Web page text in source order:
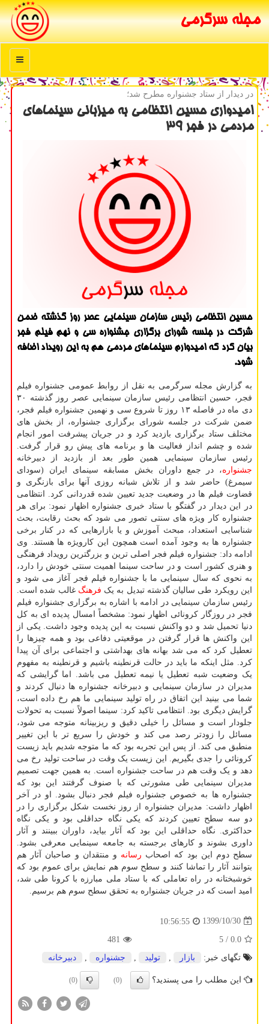
مجله سرگرمی
منو
در دیدار از ستاد جشنواره مطرح شد؛
امیدواری حسین انتظامی به میزبانی سینماهای
مردمی در فجر ۳۹
حسین انتظامی رئیس سازمان سینمایی عصر روز گذشته ضمن
شرکت در جلسه شورای برگزاری جشنواره سی و نهم فیلم فجر
بیان کرد که امیدوارم سینماهای مردمی هم به این رویداد اضافه
شود.
به گزارش مجله سرگرمی به نقل از روابط عمومی جشنواره فیلم
فجر، حسین انتظامی رئیس سازمان سینمایی عصر روز گذشته ۳۰
دی ماه در فاصله ۱۳ روز تا شروع سی و نهمین جشنواره فیلم فجر،
ضمن شرکت در جلسه شورای برگزاری جشنواره، از بخش های
مختلف ستاد برگزاری بازدید کرد و در جریان پیشرفت امور انجام
شده و چشم انداز فعالیت ها و برنامه های پیش رو قرار گرفت.
رئیس سازمان سینمایی همین طور بعد از بازدید از دبیرخانه
جشنواره، در جمع داوران بخش مسابقه سینمای ایران (سودای
سیمرغ) حاضر شد و از تلاش شبانه روزی آنها برای بازنگری و
قضاوت فیلم ها در وضعیت جدید تعیین شده قدردانی کرد. انتظامی
در این دیدار در گفتگو با ستاد خبری جشنواره اظهار نمود: برای هر
جشنواره کار ویژه های سنتی تصور می شود که بحث رقابت، بحث
شناسایی استعداد، مبحث آموزش و یا بازارهایی که در کنار برخی
جشنواره ها به وجود آمده است همچون این کارویژه ها هستند. وی
ادامه داد: جشنواره فیلم فجر اصلی ترین و بزرگترین رویداد فرهنگی
و هنری کشور است و در ساحت سینما اهمیت سنتی خودش را دارد،
به نحوی که سال سینمایی ما با جشنواره فیلم فجر آغاز می شود و
این رویکرد طی سالیان گذشته تبدیل به یک فرهنگ غالب شده است.
رئیس سازمان سینمایی در ادامه با اشاره به برگزاری جشنواره فیلم
فجر در روزگار کرونائی اظهار نمود: مشخصاً امسال پدیده ای به کل
دنیا تحمیل شد و دو واکنش نسبت به این پدیده وجود داشت. یکی از
این واکنش ها قرار گرفتن در موقعیتی دفاعی بود و همه چیزها را
تعطیل کرد که می شد بهانه های بهداشتی و اجتماعی برای آن پیدا
کرد. مثل اینکه ما باید در حالت قرنطینه باشیم و قرنطینه به مفهوم
یک وضعیت شبه تعطیل یا نیمه تعطیل می باشد. اما گرایشی که
مدیران در سازمان سینمایی و دبیرخانه جشنواره ها دنبال کردند و
شما می بینید این اتفاق در راه تولید سینمایی ما هم رخ داده است،
گرایش دیگری بود. انتظامی تاکید کرد: سینما اصولاً نسبت به تحولات
جلودار است و مسائل را خیلی دقیق و ریزبینانه متوجه می شود،
مسائل را زودتر رصد می کند و خودش را سریع تر با این تغییر
منطبق می کند. از پس این تجربه بود که ما متوجه شدیم باید زیست
کرونائی را جدی بگیریم. این زیست یک وقت در ساحت تولید رخ می
دهد و یک وقت هم در ساحت جشنواره است. به همین جهت تصمیم
مدیران سینمایی طی مشورتی که با صنوف گرفتند این بود که
جشنواره ها به خصوص جشنواره فیلم فجر دنبال بشود. او در آخر
اظهار داشت: مدیران جشنواره از روز نخست شکل برگزاری را در
دو سه سطح تعیین کردند که یکی نگاه حداقلی بود و یکی نگاه
حداکثری. نگاه حداقلی این بود که آثار بیاید، داوران ببینند و آثار
داوری بشوند و کارهای برجسته به جامعه سینمایی معرفی بشود.
سطح دوم این بود که اصحاب رسانه و منتقدان و صاحبان آثار هم
بتوانند آثار را تماشا کنند و سطح سوم هم نمایش برای عموم بود که
خوشبختانه در راه تعاملی که با ستاد ملی مبارزه با کرونا طی شد،
امید است که در جریان جشنواره به تحقق سطح سوم هم برسیم.
1399/10/30
10:56:55
0.0
/ 5
481
تگهای خبر:
بازار تولید جشنواره دبیرخانه
این مطلب را می پسندید؟ (0)
(0)